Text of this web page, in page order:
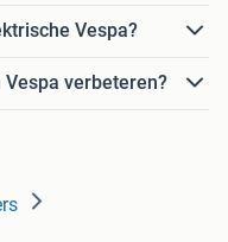
Vespa?
verbeteren?